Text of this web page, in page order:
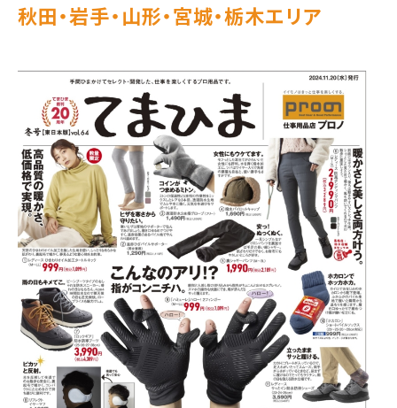
秋田・岩手・山形・宮城・栃木エリア